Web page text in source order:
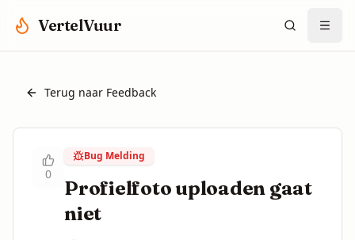
VertelVuur
Terug naar Feedback
0
Bug Melding
Profielfoto uploaden gaat
niet